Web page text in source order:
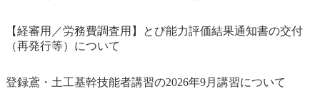
【経審用／労務費調査用】とび能力評価結果通知書の交付
（再発行等）について
登録鳶・土工基幹技能者講習の2026年9月講習について